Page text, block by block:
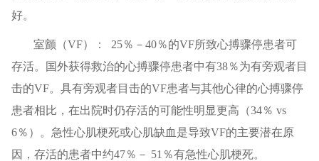
好。
室颤（VF）： 25％－40％的VF所致心搏骤停患者可
存活。国外获得救治的心搏骤停患者中有38％为有旁观者目
击的VF。具有旁观者目击的VF患者与其他心律的心搏骤停
患者相比，在出院时仍存活的可能性明显更高（34％ vs
6％）。急性心肌梗死或心肌缺血是导致VF的主要潜在原
因，存活的患者中约47％－ 51％有急性心肌梗死。